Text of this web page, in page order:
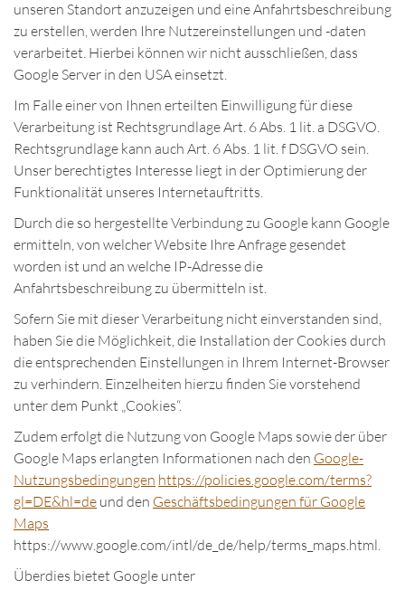
unseren Standort anzuzeigen und eine Anfahrtsbeschreibung
zu erstellen, werden Ihre Nutzereinstellungen und -daten
verarbeitet. Hierbei können wir nicht ausschließen, dass
Google Server in den USA einsetzt.
Im Falle einer von Ihnen erteilten Einwilligung für diese
Verarbeitung ist Rechtsgrundlage Art. 6 Abs. 1 lit. a DSGVO.
Rechtsgrundlage kann auch Art. 6 Abs. 1 lit. f DSGVO sein.
Unser berechtigtes Interesse liegt in der Optimierung der
Funktionalität unseres Internetauftritts.
Durch die so hergestellte Verbindung zu Google kann Google
ermitteln, von welcher Website Ihre Anfrage gesendet
worden ist und an welche IP-Adresse die
Anfahrtsbeschreibung zu übermitteln ist.
Sofern Sie mit dieser Verarbeitung nicht einverstanden sind,
haben Sie die Möglichkeit, die Installation der Cookies durch
die entsprechenden Einstellungen in Ihrem Internet-Browser
zu verhindern. Einzelheiten hierzu finden Sie vorstehend
unter dem Punkt „Cookies“.
Zudem erfolgt die Nutzung von Google Maps sowie der über
Google Maps erlangten Informationen nach den Google-
Nutzungsbedingungen https://policies.google.com/terms?
gl=DE&hl=de und den Geschäftsbedingungen für Google
Maps
https://www.google.com/intl/de_de/help/terms_maps.html.
Überdies bietet Google unter